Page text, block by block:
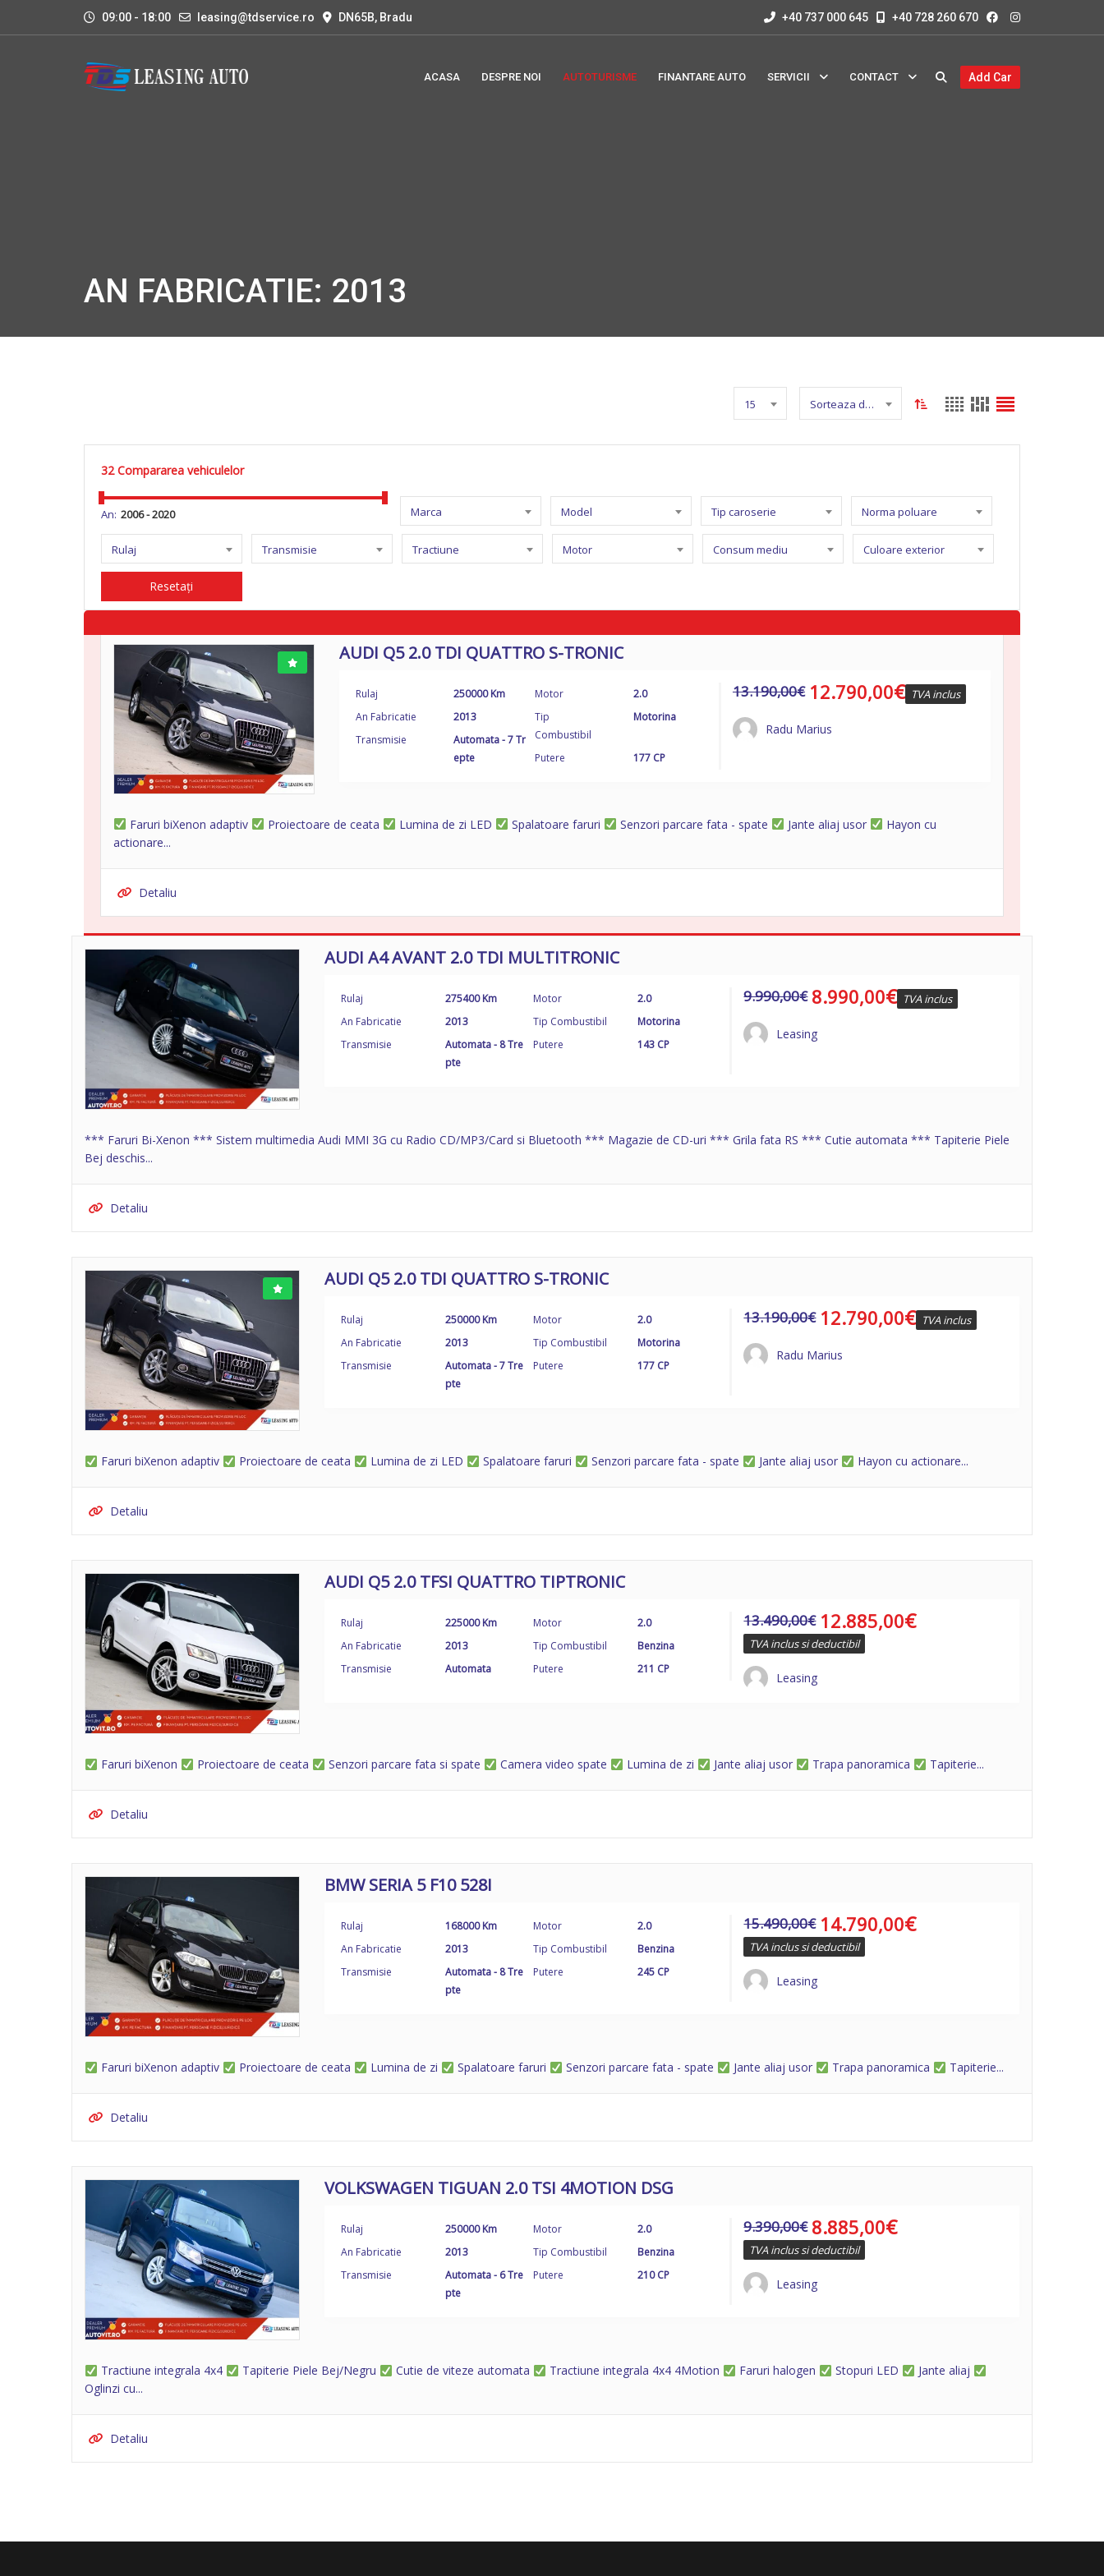
09:00 - 18:00 leasing@tdservice.ro DN65B, Bradu +40 737 000 645 +40 728 260 670
ACASA DESPRE NOI AUTOTURISME FINANTARE AUTO SERVICII CONTACT Add Car
AN FABRICATIE: 2013
15 Sorteaza dupa nume
32 Compararea vehiculelor
An: Marca Model Tip caroserie Norma poluare
Rulaj Transmisie Tractiune Motor Consum mediu Culoare exterior
Resetați
AUDI Q5 2.0 TDI QUATTRO S-TRONIC
Rulaj
250000 Km
An Fabricatie
2013
Transmisie
Automata - 7 Tr
epte
Motor
2.0
Tip
Combustibil
Motorina
Putere 177 CP
13.190,00€ 12.790,00€ TVA inclus
Radu Marius
Faruri biXenon adaptiv Proiectoare de ceata Lumina de zi LED Spalatoare faruri Senzori parcare fata - spate Jante aliaj usor
Hayon cu
actionare...
Detaliu
AUDI A4 AVANT 2.0 TDI MULTITRONIC
Rulaj
275400 Km
An Fabricatie
2013
Transmisie
Automata - 8 Tre
pte
Motor
2.0
Tip Combustibil
Motorina
Putere
143 CP
9.990,00€ 8.990,00€ TVA inclus
Leasing
*** Faruri Bi-Xenon *** Sistem multimedia Audi MMI 3G cu Radio CD/MP3/Card si Bluetooth *** Magazie de CD-uri *** Grila fata RS *** Cutie automata *** Tapiterie Piele
Bej deschis...
Detaliu
AUDI Q5 2.0 TDI QUATTRO S-TRONIC
Rulaj
250000 Km
An Fabricatie
2013
Transmisie
Automata - 7 Tre
pte
Motor
2.0
Tip Combustibil
Motorina
Putere
177 CP
13.190,00€ 12.790,00€ TVA inclus
Radu Marius
Faruri biXenon adaptiv Proiectoare de ceata Lumina de zi LED Spalatoare faruri Senzori parcare fata - spate Jante aliaj usor Hayon cu actionare...
Detaliu
AUDI Q5 2.0 TFSI QUATTRO TIPTRONIC
Rulaj
225000 Km
An Fabricatie
2013
Transmisie
Automata
Motor
2.0
Tip Combustibil
Benzina
Putere
211 CP
13.490,00€ 12.885,00€
TVA inclus si deductibil
Leasing
Faruri biXenon Proiectoare de ceata Senzori parcare fata si spate Camera video spate Lumina de zi Jante aliaj usor Trapa panoramica Tapiterie...
Detaliu
BMW SERIA 5 F10 528I
Rulaj
168000 Km
An Fabricatie
2013
Transmisie
Automata - 8 Tre
pte
Motor
2.0
Tip Combustibil
Benzina
Putere
245 CP
15.490,00€ 14.790,00€
TVA inclus si deductibil
Leasing
Faruri biXenon adaptiv Proiectoare de ceata Lumina de zi Spalatoare faruri Senzori parcare fata - spate Jante aliaj usor Trapa panoramica Tapiterie...
Detaliu
VOLKSWAGEN TIGUAN 2.0 TSI 4MOTION DSG
Rulaj
250000 Km
An Fabricatie
2013
Transmisie
Automata - 6 Tre
pte
Motor
2.0
Tip Combustibil
Benzina
Putere
210 CP
9.390,00€ 8.885,00€
TVA inclus si deductibil
Leasing
Tractiune integrala 4x4 Tapiterie Piele Bej/Negru Cutie de viteze automata Tractiune integrala 4x4 4Motion Faruri halogen Stopuri LED
Jante aliaj
Oglinzi cu...
Detaliu